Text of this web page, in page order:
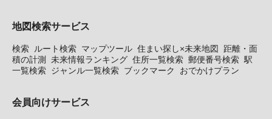
地図検索サービス
検索 ルート検索 マップツール 住まい探し×未来地図
距離・面
積の計測
未来情報ランキング 住所一覧検索 郵便番号検索 駅
一覧検索 ジャンル一覧検索 ブックマーク おでかけプラン
会員向けサービス